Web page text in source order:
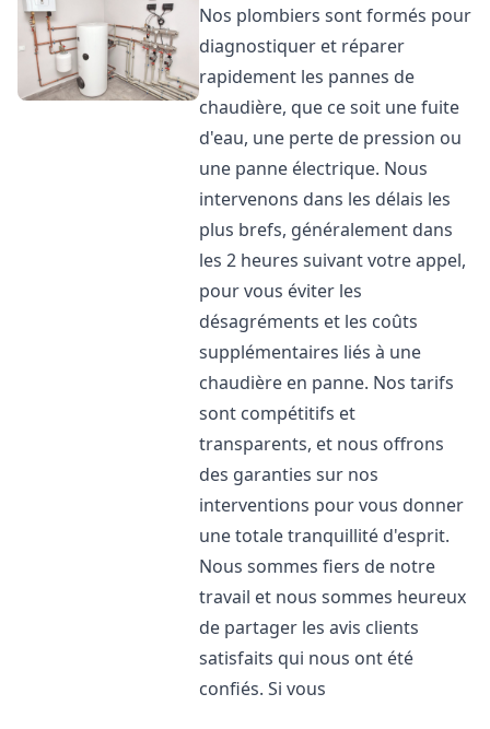
Nos plombiers sont formés pour
diagnostiquer et réparer
rapidement les pannes de
chaudière, que ce soit une fuite
d'eau, une perte de pression ou
une panne électrique. Nous
intervenons dans les délais les
plus brefs, généralement dans
les 2 heures suivant votre appel,
pour vous éviter les
désagréments et les coûts
supplémentaires liés à une
chaudière en panne. Nos tarifs
sont compétitifs et
transparents, et nous offrons
des garanties sur nos
interventions pour vous donner
une totale tranquillité d'esprit.
Nous sommes fiers de notre
travail et nous sommes heureux
de partager les avis clients
satisfaits qui nous ont été
confiés. Si vous